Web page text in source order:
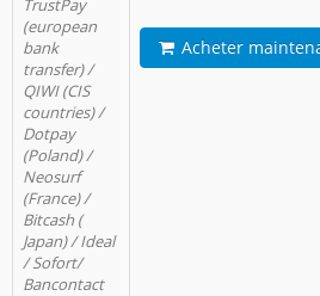
TrustPay
(european
bank
transfer) /
QIWI (CIS
countries) /
Dotpay
(Poland) /
Neosurf
(France) /
Bitcash (
Japan) / Ideal
/ Sofort/
Bancontact
Acheter